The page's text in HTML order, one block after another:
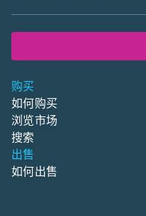
购买
如何购买
浏览市场
搜索
出售
如何出售